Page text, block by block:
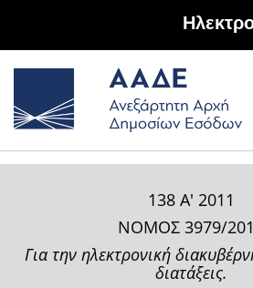
138 Α' 2011
ΝΟΜΟΣ 3979/
Για την ηλεκτρονική
διατάξεις.